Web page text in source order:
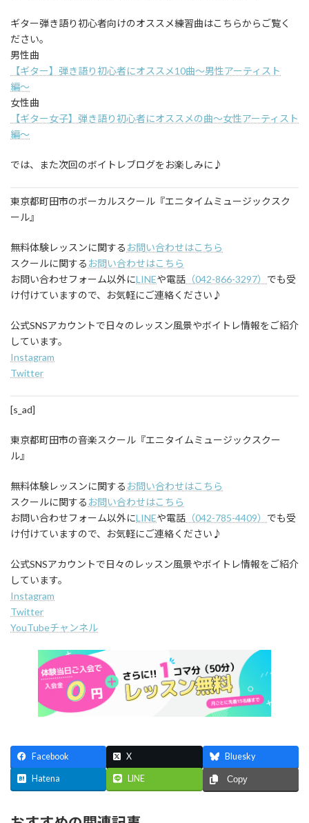
ギター弾き語り初心者向けのオススメ練習曲はこちらからご覧く
ださい。
男性曲
【ギター】弾き語り初心者にオススメ10曲〜男性アーティスト
編〜
女性曲
【ギター女子】弾き語り初心者にオススメの曲〜女性アーティスト
編〜
では、また次回のボイトレブログをお楽しみに♪
東京都町田市のボーカルスクール『エニタイムミュージックスク
ール』
無料体験レッスンに関する お問い合わせはこちら
スクールに関する お問い合わせはこちら
お問い合わせフォーム以外にLINEや電話 （042-866-3297） でも受
け付けていますので、お気軽にご連絡ください♪
公式SNSアカウントで日々のレッスン風景やボイトレ情報をご紹介
しています。
Instagram
Twitter
[s_ad]
東京都町田市の音楽スクール『エニタイムミュージックスクー
ル』
無料体験レッスンに関する お問い合わせはこちら
スクールに関する お問い合わせはこちら
お問い合わせフォーム以外にLINEや電話 （042-785-4409） でも受
け付けていますので、お気軽にご連絡ください♪
公式SNSアカウントで日々のレッスン風景やボイトレ情報をご紹介
しています。
Instagram
Twitter
YouTubeチャンネル
Facebook X Bluesky
Hatena LINE Copy